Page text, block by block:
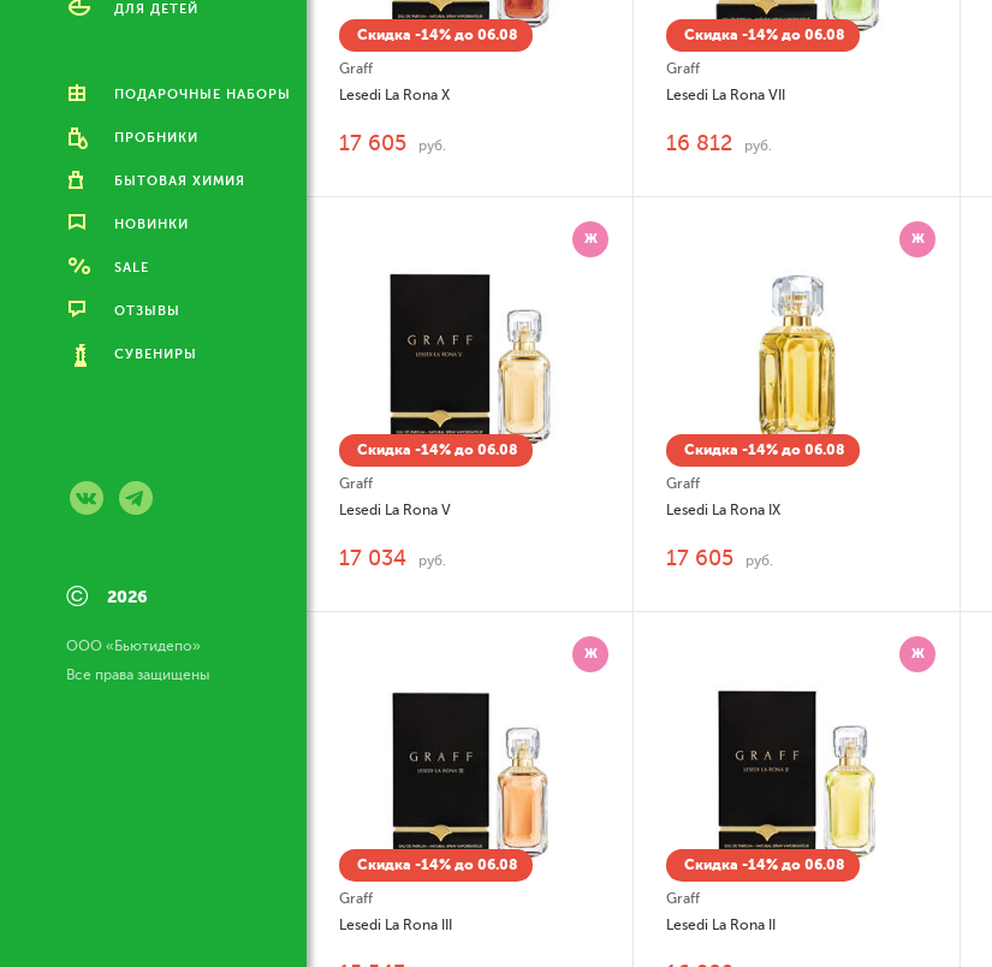
ДЛЯ ДЕТЕЙ
ПОДАРОЧНЫЕ НАБОРЫ
ПРОБНИКИ
БЫТОВАЯ ХИМИЯ
НОВИНКИ
SALE
ОТЗЫВЫ
СУВЕНИРЫ
© 2026
ООО «Бьютидепо»
Все права защищены
Скидка -14% до 06.08
Graff
Lesedi La Rona X
17 605 руб.
Скидка -14% до 06.08
Graff
Lesedi La Rona VII
16 812 руб.
Ж
Скидка -14% до 06.08
Graff
Lesedi La Rona V
17 034 руб.
Ж
Скидка -14% до 06.08
Graff
Lesedi La Rona IX
17 605 руб.
Ж
Скидка -14% до 06.08
Graff
Lesedi La Rona III
Ж
Скидка -14% до 06.08
Graff
Lesedi La Rona II